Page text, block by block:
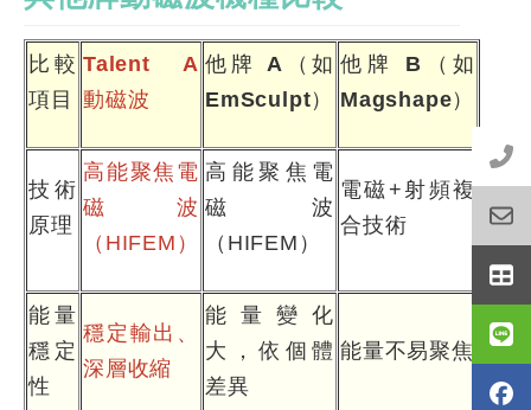
比較
項目
Talent A
動磁波
他牌 A （如
EmSculpt）
他牌 B （如
Magshape）
技術
原理
高能聚焦電
磁波
（HIFEM）
高能聚焦電
磁波
（HIFEM）
電磁+射頻複
合技術
能量
穩定
性
穩定輸出、
深層收縮
能量變化
大，依個體
差異
能量不易聚焦